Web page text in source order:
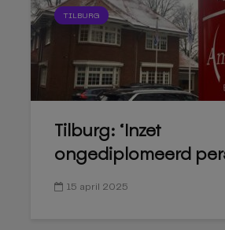
TILBURG
Tilburg: ‘Inzet
ongediplomeerd
15 april 2025